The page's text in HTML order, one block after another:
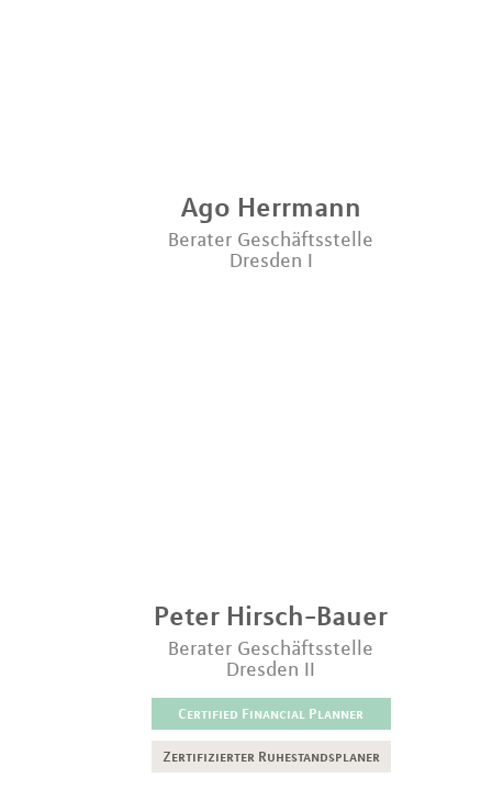
Ago Herrmann
Berater Geschäftsstelle
Dresden I
Peter Hirsch-Bauer
Berater Geschäftsstelle
Dresden II
Certified Financial Planner
Zertifizierter Ruhestandsplaner